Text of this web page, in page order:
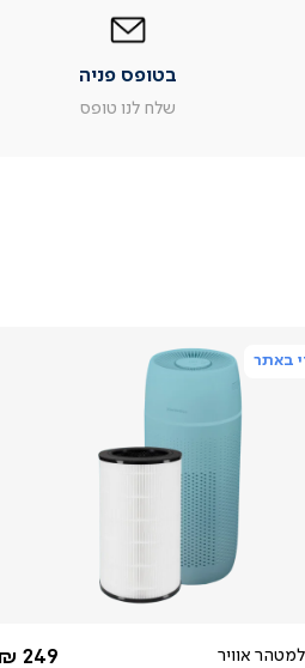
עמוד
מוצר
בטופס פניה
שלח לנו טופס
באתר
אוויר
החל מ-
249 ₪